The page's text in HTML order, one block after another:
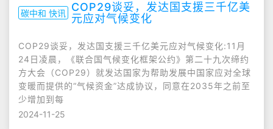
碳中和 快讯 COP29谈妥，发达国支援三千亿美
元应对气候变化
COP29谈妥，发达国支援三千亿美元应对气候变化:11月
24日凌晨，《联合国气候变化框架公约》第二十九次缔约
方大会（COP29）就发达国家为帮助发展中国家应对全球
变暖而提供的“气候资金”达成协议，同意在2035年之前至
少增加到每
2024-11-25